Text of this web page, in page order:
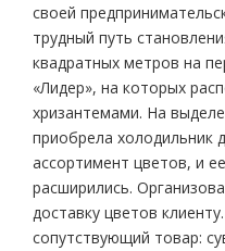
своей
трудный путь
квадратных метров на
«Лидер», на которых
хризантемами. На
приобрела холодильник
ассортимент цветов, и
расширились.
доставку цветов
сопутствующий товар: